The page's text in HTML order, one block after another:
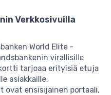
Verkkosivuilla
World Elite -
virallisille
tarjoaa erityisiä etuja
asiakkaille.
ovat ensisijainen portaali,